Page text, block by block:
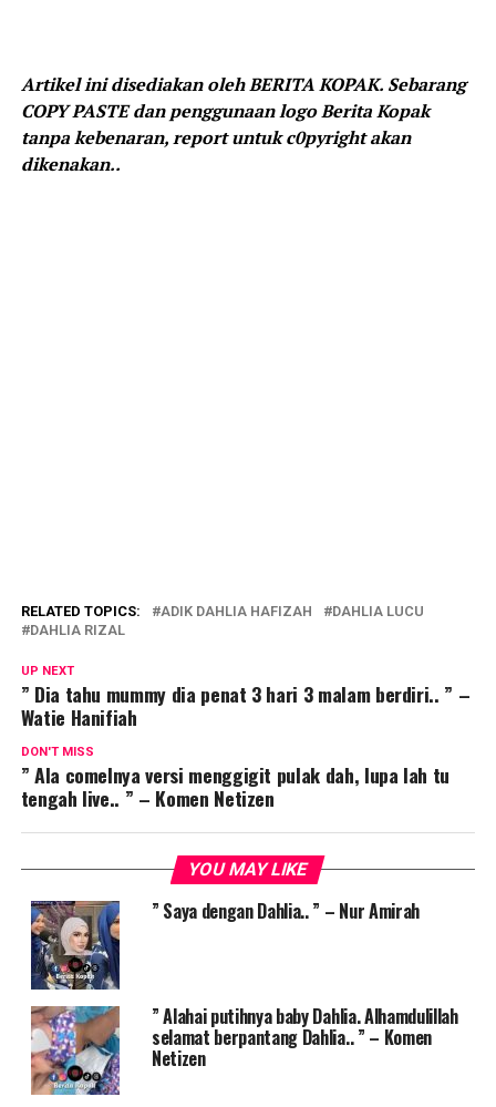
Artikel ini disediakan oleh BERITA KOPAK. Sebarang
COPY PASTE dan penggunaan logo Berita Kopak
tanpa kebenaran, report untuk c0pyright akan
dikenakan..
RELATED TOPICS: ADIK DAHLIA HAFIZAH
DAHLIA LUCU
DAHLIA RIZAL
UP NEXT
” Dia tahu mummy dia penat 3 hari 3 malam berdiri.. ” –
Watie Hanifiah
DON'T MISS
” Ala comelnya versi menggigit pulak dah, lupa lah tu
tengah live.. ” – Komen Netizen
YOU MAY LIKE
” Saya dengan Dahlia.. ” – Nur Amirah
” Alahai putihnya baby Dahlia. Alhamdulillah
selamat berpantang Dahlia.. ” – Komen
Netizen